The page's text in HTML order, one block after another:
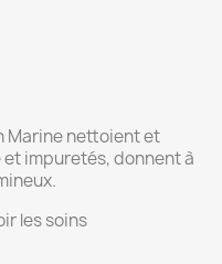
Marine nettoient et
impuretés, donnent à
les soins